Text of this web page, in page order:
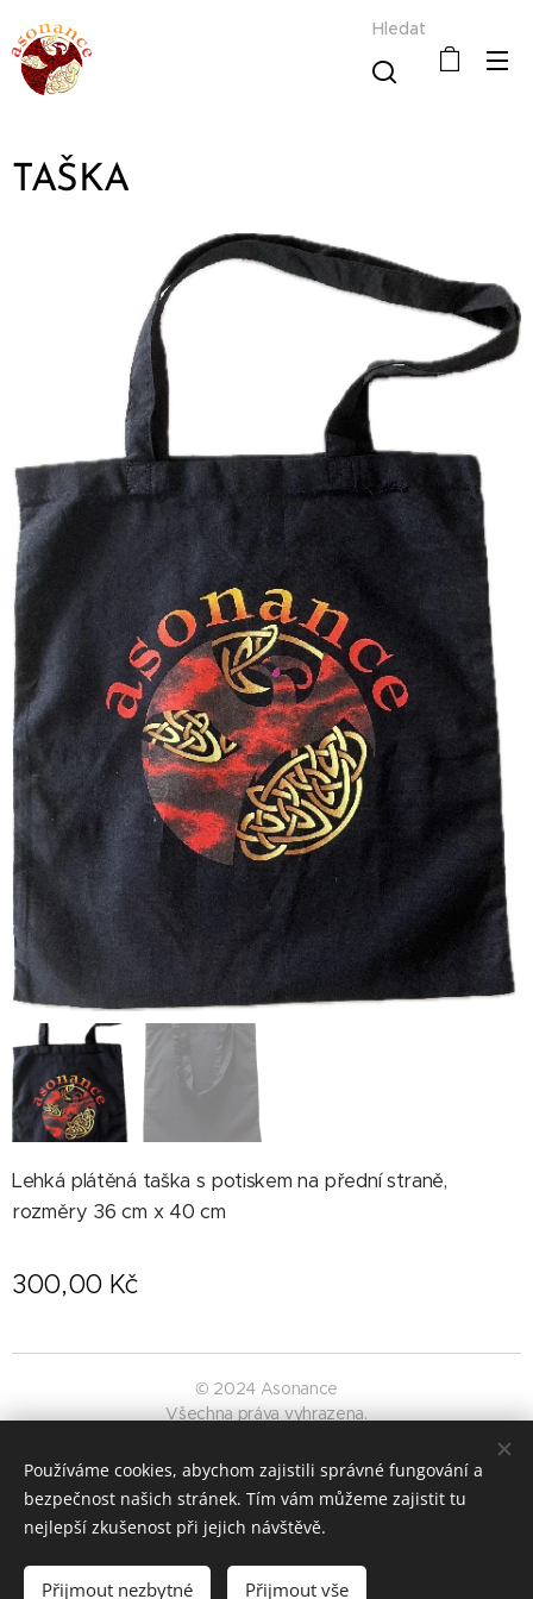
Hledat
TAŠKA
Lehká plátěná taška s potiskem na přední straně,
rozměry 36 cm x 40 cm
300,00 Kč
Do košíku
© 2024 Asonance
Všechna práva vyhrazena.
Cookies
Používáme cookies, abychom zajistili správné fungování a
bezpečnost našich stránek. Tím vám můžeme zajistit tu
nejlepší zkušenost při jejich návštěvě.
Přijmout nezbytné Přijmout vše